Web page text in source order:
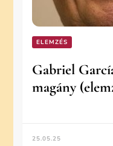
ELEMZÉS
Gabriel
magány
25.05.25